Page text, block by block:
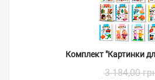
Комплект "Картинки
3 184,00